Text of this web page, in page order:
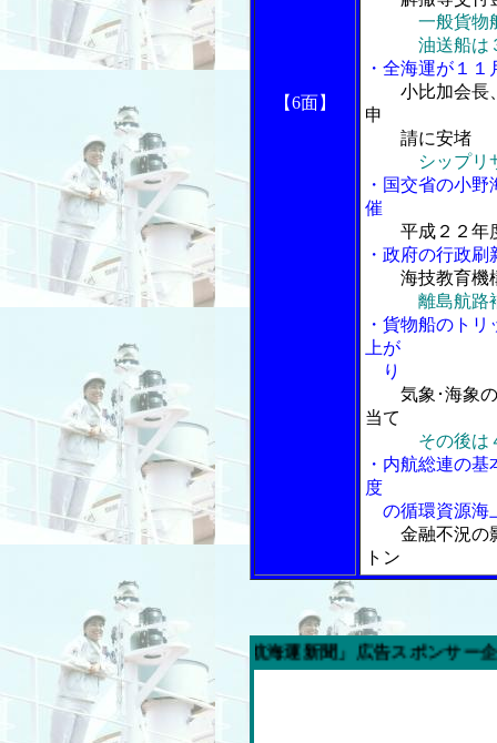
【6面】
一般貨物
油送船は３
・全海運が１
小比加会長
申
請に安堵
シップリ
・国交省の小
催
平成２２年
・政府の行政
海技教育機
離島航路
・貨物船のト
上が
り
気象･海象
当て
その後は
・内航総連の
度
の循環資源海
金融不況の
トン
今週の「内航海運新聞」広告スポンサー企業